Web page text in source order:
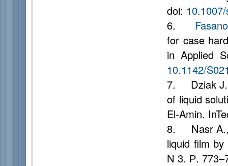
doi:
6.
for case
in Applied
10.1142/
7. Dziak J.
of liquid
El-Amin.
8. Nasr A.,
liquid film
N 3. Р.